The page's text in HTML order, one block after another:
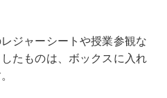
ジャーシートや授業参観な
たものは、ボックスに入れ